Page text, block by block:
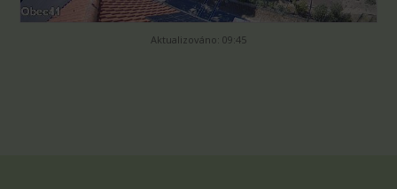
Aktualizováno: 09:45